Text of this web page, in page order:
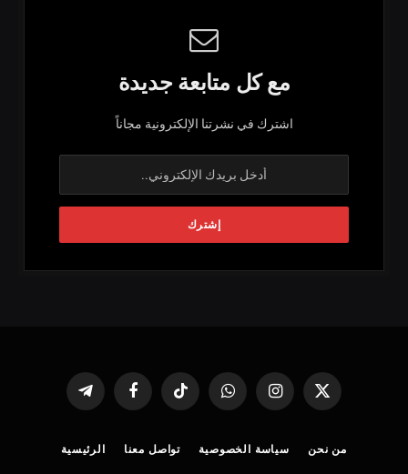
مع كل متابعة جديدة
اشترك في نشرتنا الإلكترونية مجاناً
X
الانستغرامواتساب تيكتوك فيسبوك تيلقرام
من نحن سياسة الخصوصية تواصل معنا الرئيسية